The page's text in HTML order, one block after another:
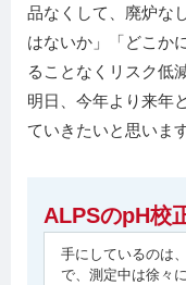
品なくして、廃炉な
はないか」「どこか
ることなくリスク低
明日、今年より来年
ていきたいと思います
ALPSのpH校
手にしているのは
で、測定中は徐々